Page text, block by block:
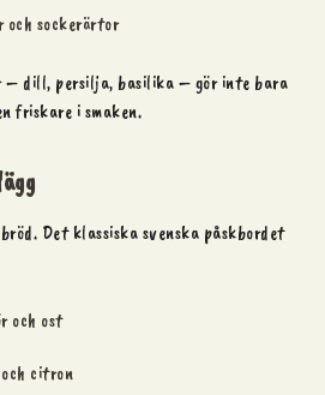
sockerärtor
dill, persilja, basilika – gör inte bara
friskare i smaken.
Det klassiska svenska påskbordet
och ost
citron